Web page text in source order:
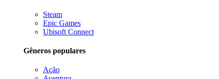
Steam
Epic Games
Ubisoft Connect
Gêneros populares
Ação